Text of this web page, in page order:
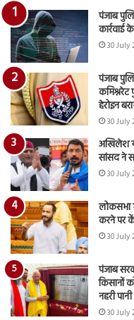
पंजाब
30 July
पंजाब
कमिश्नरेट
हेरोइन
30 July
अखिलेश
सांसद ने
30 July
लोकसभा
करने पर
30 July
पंजाब
किसानों
नहरी पानी
30 July